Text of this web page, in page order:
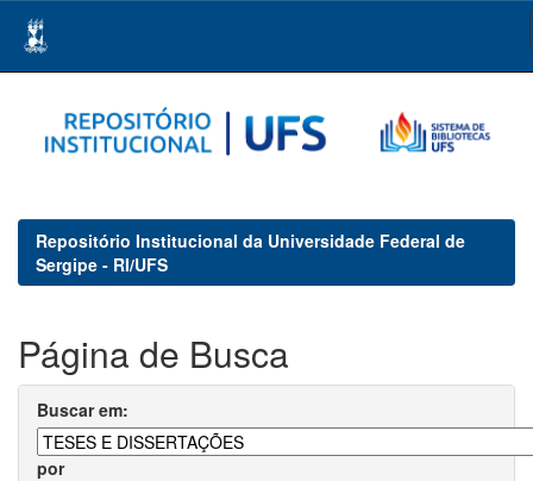
navigation
Repositório Institucional da Universidade Federal de
Sergipe - RI/UFS
Página de Busca
Buscar em:
por